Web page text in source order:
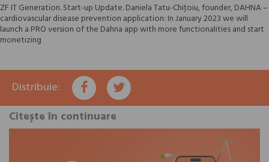
ZF IT Generation. Start-up Update. Daniela Tatu-Chiţoiu, founder, DAHNA –
cardiovascular disease prevention application: In January 2023 we will
launch a PRO version of the Dahna app with more functionalities and start
monetizing
Distribuie:
Citește în continuare